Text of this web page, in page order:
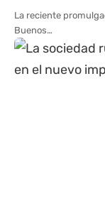
La reciente
Buenos…